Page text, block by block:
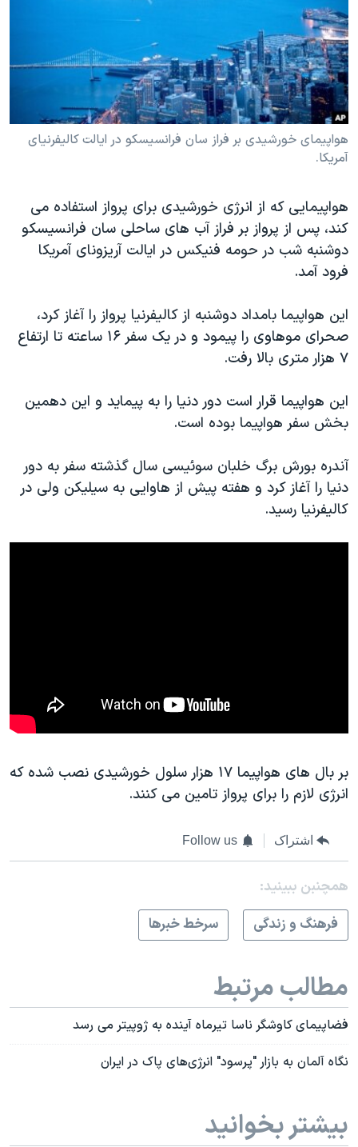
فرهنگ و زندگی
حقوق شهروندی
اقتصادی
علم و فناوری
گالری عکس
مستندها
انتخابات ریاست جمهوری آمریکا ۲۰۲۴
حمله جمهوری اسلامی به اسرائیل
رمز مهسا
اعتراضات زن، زندگی، آزادی
تریبونال مردمی آبان ۹۸
دادگاه حمید نوری
چهل سال گروگان‌گیری
اعتراضات مردمی آبان ۹۸
اسرائیل در جنگ
همایش محافظه‌کاران آمریکا «سی‌پک»
سفر پرزیدنت ترامپ به چین
دنبال کنید
زبانهای مختلف
هواپیمای خورشیدی بر فراز سان فرانسیسکو در ایالت کالیفرنیای
آمریکا.
هواپیمایی که از انرژی خورشیدی برای پرواز استفاده می
کند، پس از پرواز بر فراز آب های ساحلی سان فرانسیسکو
دوشنبه شب در حومه فنیکس در ایالت آریزونای آمریکا
فرود آمد.
این هواپیما بامداد دوشنبه از کالیفرنیا پرواز را آغاز کرد،
صحرای موهاوی را پیمود و در یک سفر ۱۶ ساعته تا ارتفاع
۷ هزار متری بالا رفت.
این هواپیما قرار است دور دنیا را به پیماید و این دهمین
بخش سفر هواپیما بوده است.
آندره بورش برگ خلبان سوئیسی سال گذشته سفر به دور
دنیا را آغاز کرد و هفته پیش از هاوایی به سیلیکن ولی در
کالیفرنیا رسید.
بر بال های هواپیما ۱۷ هزار سلول خورشیدی نصب شده که
انرژی لازم را برای پرواز تامین می کنند.
اشتراک Follow us
همچنبن ببینید:
فرهنگ و زندگی
سرخط خبرها
مطالب مرتبط
فضاپیمای کاوشگر ناسا تیرماه آینده به ژوپیتر می رسد
نگاه آلمان به بازار "پرسود" انرژی‌های پاک در ایران
بیشتر بخوانید